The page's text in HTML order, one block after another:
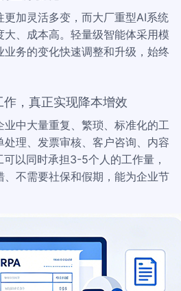
更加灵活多变，而大厂重型AI系统
、成本高。轻量级智能体采用模
务的变化快速调整和升级，始终
，真正实现降本增效
中大量重复、繁琐、标准化的工
理、发票审核、客户咨询、内容
以同时承担3-5个人的工作量，
不需要社保和假期，能为企业节